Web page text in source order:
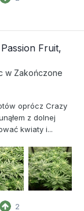
Fruit,
w Zakończone
oprócz Crazy
z dolnej
kwiaty i...
2